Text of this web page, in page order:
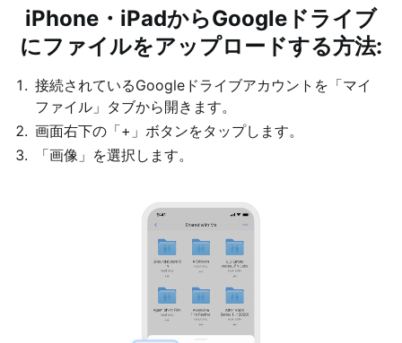
iPhone・iPadからGoogleドライブ
にファイルをアップロードする方法:
接続されているGoogleドライブアカウントを「マイ
ファイル」タブから開きます。
画面右下の「+」ボタンをタップします。
「画像」を選択します。